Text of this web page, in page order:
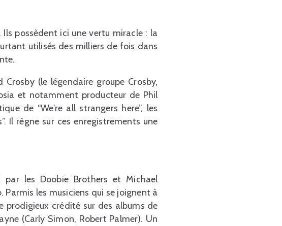
possèdent ici une vertu miracle : la
utilisés des milliers de fois dans
(le légendaire groupe Crosby,
et notamment producteur de Phil
de “We’re all strangers here”, les
Il règne sur ces enregistrements une
les Doobie Brothers et Michael
les musiciens qui se joignent à
prodigieux crédité sur des albums de
(Carly Simon, Robert Palmer). Un